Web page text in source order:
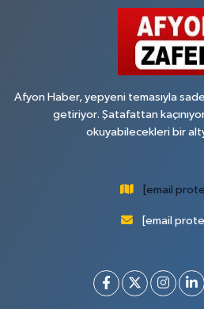
Afyon Haber, yepyeni temasıyla
getiriyor. Şatafattan
okuyabilecekleri bir
[email
[email